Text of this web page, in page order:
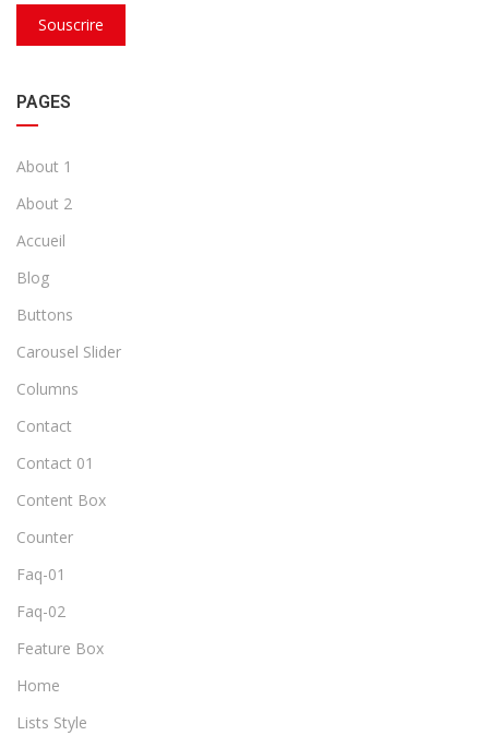
Souscrire
PAGES
About 1
About 2
Accueil
Blog
Buttons
Carousel Slider
Columns
Contact
Contact 01
Content Box
Counter
Faq-01
Faq-02
Feature Box
Home
Lists Style